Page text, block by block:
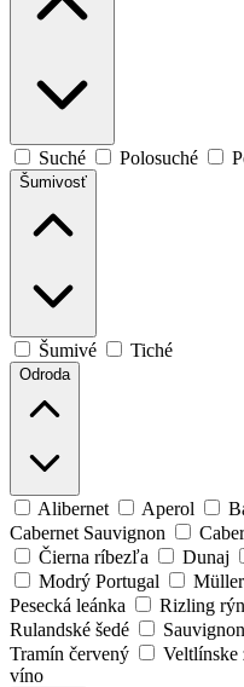
Suché Polosuché
Šumivosť
Šumivé Tiché
Odroda
Alibernet Aperol
Cabernet Sauvignon
Čierna ríbezľa
Dunaj
Modrý Portugal
Pesecká leánka
Rizling
Rulandské šedé
Tramín červený
Veltlínske
víno